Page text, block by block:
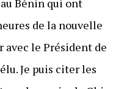
de la nouvelle
avec le Président de
Je puis citer les